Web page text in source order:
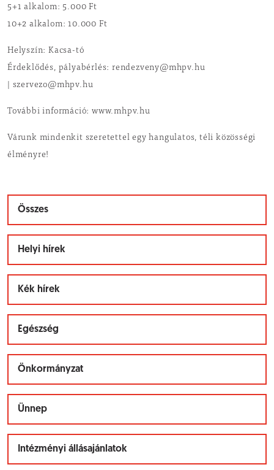
5+1 alkalom: 5.000 Ft
10+2 alkalom: 10.000 Ft
Helyszín: Kacsa-tó
Érdeklődés, pályabérlés: rendezveny@mhpv.hu
| szervezo@mhpv.hu
További információ: www.mhpv.hu
Várunk mindenkit szeretettel egy hangulatos, téli közösségi
élményre!
Összes
Helyi hírek
Kék hírek
Egészség
Önkormányzat
Ünnep
Intézményi állásajánlatok